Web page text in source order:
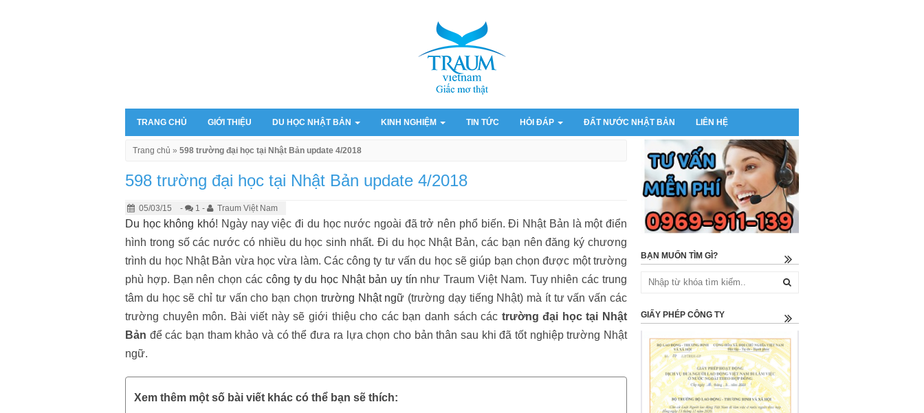
TRANG CHỦ GIỚI THIỆU DU HỌC NHẬT BẢN KINH NGHIỆM TIN TỨC HỎI ĐÁP ĐẤT NƯỚC NHẬT BẢN LIÊN HỆ
Trang chủ » 598 trường đại học tại Nhật Bản update 4/2018
598 trường đại học tại Nhật Bản update 4/2018
05/03/15 - 1 - Traum Việt Nam
Du học không khó! Ngày nay việc đi du học nước ngoài đã trở nên phổ biến. Đi Nhật Bản là một điển
hình trong số các nước có nhiều du học sinh nhất. Đi du học Nhật Bản, các bạn nên đăng ký chương
trình du học Nhật Bản vừa học vừa làm. Các công ty tư vấn du học sẽ giúp bạn chọn được một trường
phù hợp. Bạn nên chọn các công ty du học Nhật bản uy tín như Traum Việt Nam. Tuy nhiên các trung
tâm du học sẽ chỉ tư vấn cho bạn chọn trường Nhật ngữ (trường dạy tiếng Nhật) mà ít tư vấn vấn các
trường chuyên môn. Bài viết này sẽ giới thiệu cho các bạn danh sách các trường đại học tại Nhật
Bản để các bạn tham khảo và có thể đưa ra lựa chọn cho bản thân sau khi đã tốt nghiệp trường Nhật
ngữ.
Xem thêm một số bài viết khác có thể bạn sẽ thích:
BẠN MUỐN TÌM GÌ?
GIẤY PHÉP CÔNG TY